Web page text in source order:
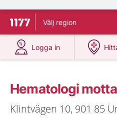
Till startsidan för 1177
Välj region
Logga in
på 1177.se
Hematologi
Klintvägen 10, 901 85